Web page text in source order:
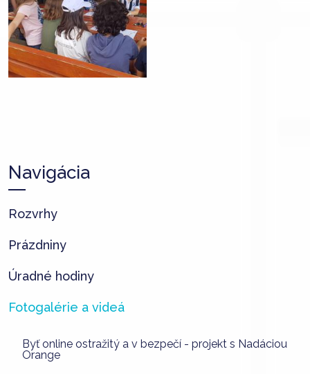
Navigácia
Rozvrhy
Prázdniny
Úradné hodiny
Fotogalérie a videá
Byť online ostražitý a v bezpečí - projekt s Nadáciou
Orange